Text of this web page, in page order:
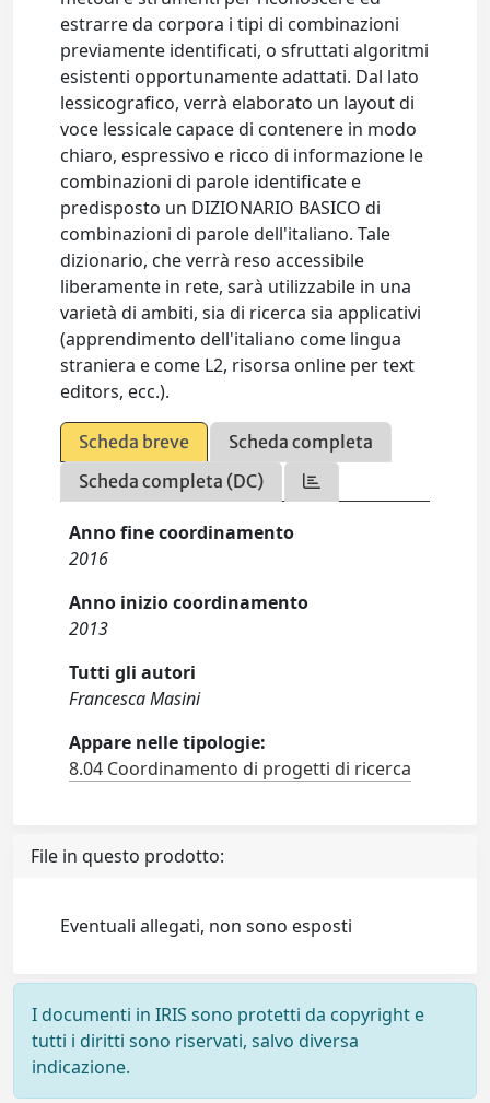
estrarre da corpora i tipi di combinazioni
previamente identificati, o sfruttati algoritmi
esistenti opportunamente adattati. Dal lato
lessicografico, verrà elaborato un layout di
voce lessicale capace di contenere in modo
chiaro, espressivo e ricco di informazione le
combinazioni di parole identificate e
predisposto un DIZIONARIO BASICO di
combinazioni di parole dell'italiano. Tale
dizionario, che verrà reso accessibile
liberamente in rete, sarà utilizzabile in una
varietà di ambiti, sia di ricerca sia applicativi
(apprendimento dell'italiano come lingua
straniera e come L2, risorsa online per text
editors, ecc.).
Scheda breve
Scheda completa
Scheda completa (DC)
Anno fine coordinamento
2016
Anno inizio coordinamento
2013
Tutti gli autori
Francesca Masini
Appare nelle tipologie:
8.04 Coordinamento di progetti di ricerca
File in questo prodotto:
Eventuali allegati, non sono esposti
I documenti in IRIS sono protetti da copyright e
tutti i diritti sono riservati, salvo diversa
indicazione.